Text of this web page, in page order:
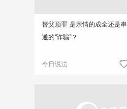
替父顶罪 是亲情的成全还是串
通的“诈骗”？
今日说法